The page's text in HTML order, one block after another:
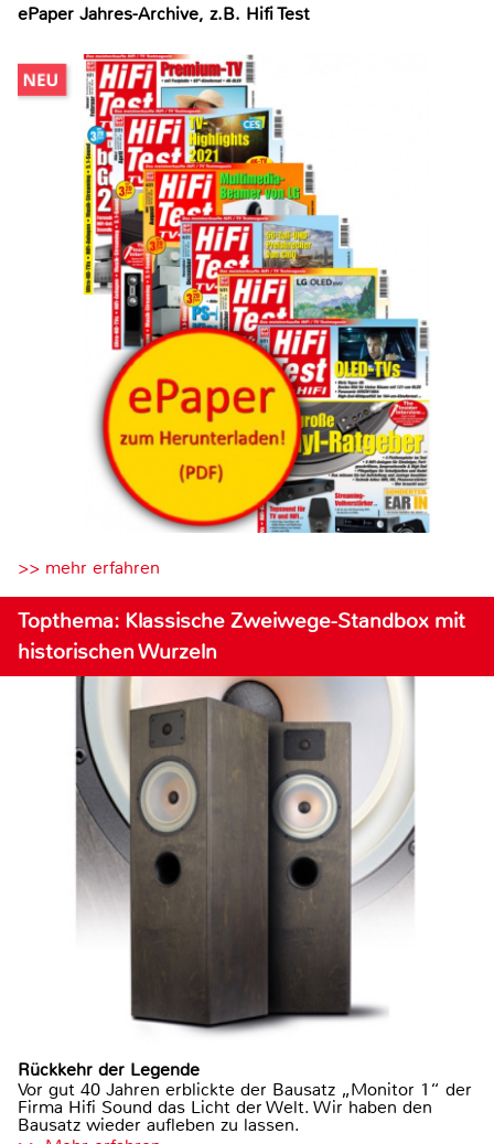
ePaper Jahres-Archive, z.B. Hifi Test
>> mehr erfahren
Topthema: Klassische Zweiwege-Standbox mit
historischen Wurzeln
Rückkehr der Legende
Vor gut 40 Jahren erblickte der Bausatz „Monitor 1“ der
Firma Hifi Sound das Licht der Welt. Wir haben den
Bausatz wieder aufleben zu lassen.